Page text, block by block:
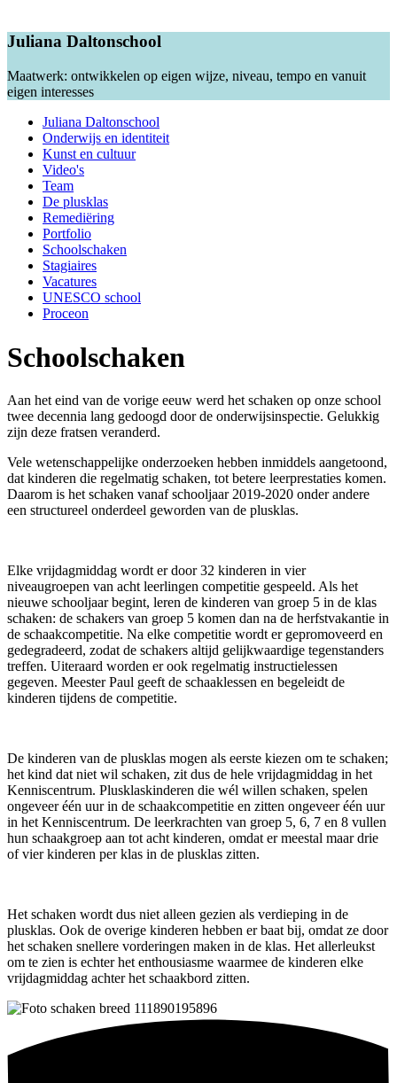
Juliana Daltonschool
Maatwerk: ontwikkelen op eigen wijze, niveau, tempo en vanuit
eigen interesses
Juliana Daltonschool
Onderwijs en identiteit
Kunst en cultuur
Video's
Team
De plusklas
Remediëring
Portfolio
Schoolschaken
Stagiaires
Vacatures
UNESCO school
Proceon
Schoolschaken
Aan het eind van de vorige eeuw werd het schaken op onze school
twee decennia lang gedoogd door de onderwijsinspectie. Gelukkig
zijn deze fratsen veranderd.
Vele wetenschappelijke onderzoeken hebben inmiddels aangetoond,
dat kinderen die regelmatig schaken, tot betere leerprestaties komen.
Daarom is het schaken vanaf schooljaar 2019-2020 onder andere
een structureel onderdeel geworden van de plusklas.
Elke vrijdagmiddag wordt er door 32 kinderen in vier
niveaugroepen van acht leerlingen competitie gespeeld. Als het
nieuwe schooljaar begint, leren de kinderen van groep 5 in de klas
schaken: de schakers van groep 5 komen dan na de herfstvakantie in
de schaakcompetitie. Na elke competitie wordt er gepromoveerd en
gedegradeerd, zodat de schakers altijd gelijkwaardige tegenstanders
treffen. Uiteraard worden er ook regelmatig instructielessen
gegeven. Meester Paul geeft de schaaklessen en begeleidt de
kinderen tijdens de competitie.
De kinderen van de plusklas mogen als eerste kiezen om te schaken;
het kind dat niet wil schaken, zit dus de hele vrijdagmiddag in het
Kenniscentrum. Plusklaskinderen die wél willen schaken, spelen
ongeveer één uur in de schaakcompetitie en zitten ongeveer één uur
in het Kenniscentrum. De leerkrachten van groep 5, 6, 7 en 8 vullen
hun schaakgroep aan tot acht kinderen, omdat er meestal maar drie
of vier kinderen per klas in de plusklas zitten.
Het schaken wordt dus niet alleen gezien als verdieping in de
plusklas. Ook de overige kinderen hebben er baat bij, omdat ze door
het schaken snellere vorderingen maken in de klas. Het allerleukst
om te zien is echter het enthousiasme waarmee de kinderen elke
vrijdagmiddag achter het schaakbord zitten.